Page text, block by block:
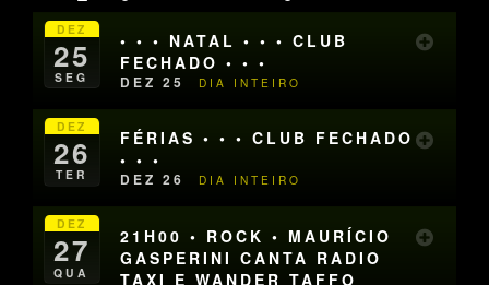
DEZ
25
SEG
• • • NATAL • • • CLUB
FECHADO • • •
DEZ 25 DIA INTEIRO
DEZ
26
TER
FÉRIAS • • • CLUB FECHADO
• • •
DEZ 26 DIA INTEIRO
DEZ
27
QUA
21H00 • ROCK • MAURÍCIO
GASPERINI CANTA RADIO
TAXI E WANDER TAFFO